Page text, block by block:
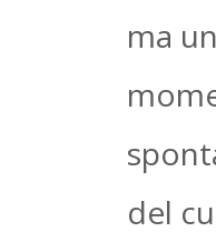
ma un
del